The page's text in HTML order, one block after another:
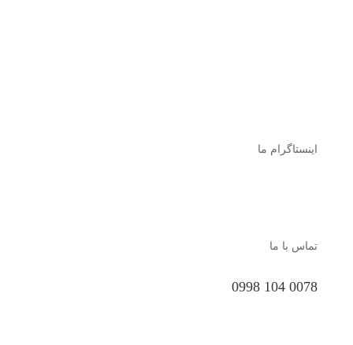
اینستاگرام ما
تماس با ما
0078 104 0998